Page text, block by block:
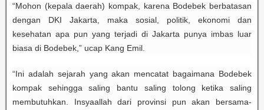
“Mohon (kepala daerah) kompak, karena Bodebek berbatasan
dengan DKI Jakarta, maka sosial, politik, ekonomi dan
kesehatan apa pun yang terjadi di Jakarta punya imbas luar
biasa di Bodebek,” ucap Kang Emil.
“Ini adalah sejarah yang akan mencatat bagaimana Bodebek
kompak sehingga saling bantu saling tolong ketika saling
membutuhkan. Insyaallah dari provinsi pun akan bersama-